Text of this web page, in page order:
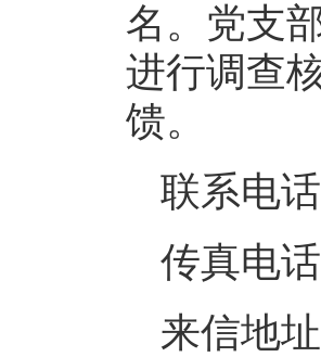
名。党支
进行调查
馈。
联系电
传真电
来信地